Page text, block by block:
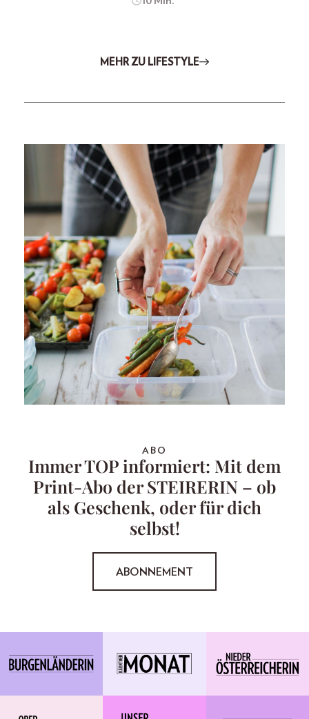
MEHR ZU LIFESTYLE
ABO
Immer TOP informiert: Mit dem
Print-Abo der STEIRERIN – ob
als Geschenk, oder für dich
selbst!
ABONNEMENT